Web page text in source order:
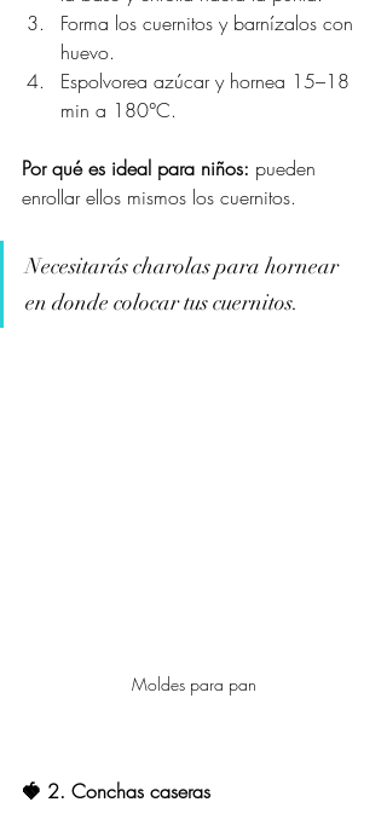
Forma los cuernitos y barnízalos con
huevo.
Espolvorea azúcar y hornea 15–18
min a 180°C.
Por qué es ideal para niños: pueden
enrollar ellos mismos los cuernitos.
Necesitarás charolas para hornear
en donde colocar tus cuernitos.
Moldes para pan
🍓 2. Conchas caseras